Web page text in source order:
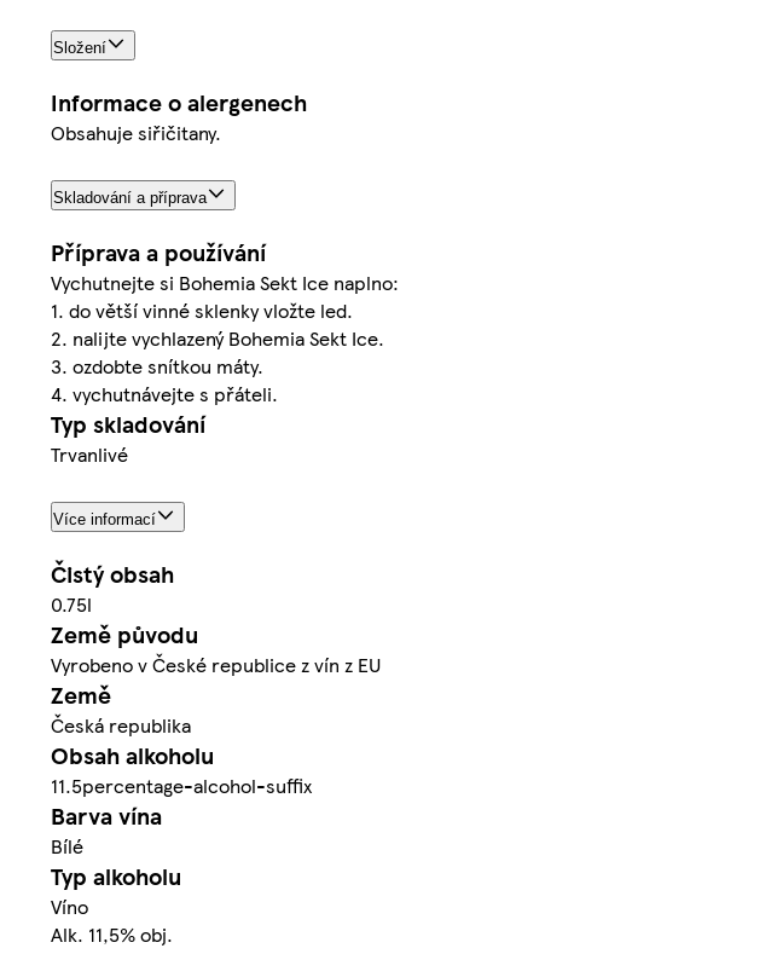
Složení
Informace o alergenech
Obsahuje siřičitany.
Skladování a příprava
Příprava a používání
Vychutnejte si Bohemia Sekt Ice naplno:
1. do větší vinné sklenky vložte led.
2. nalijte vychlazený Bohemia Sekt Ice.
3. ozdobte snítkou máty.
4. vychutnávejte s přáteli.
Typ skladování
Trvanlivé
Více informací
Čistý obsah
0.75l
Země původu
Vyrobeno v České republice z vín z EU
Země
Česká republika
Obsah alkoholu
11.5percentage-alcohol-suffix
Barva vína
Bílé
Typ alkoholu
Víno
Alk. 11,5% obj.